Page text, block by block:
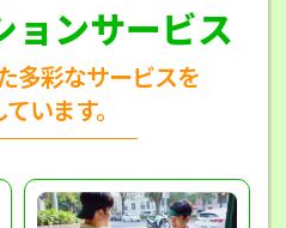
ョンサービス
多彩なサービスを
います。